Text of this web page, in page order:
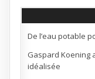
De l’eau potable
Gaspard Koening
idéalisée